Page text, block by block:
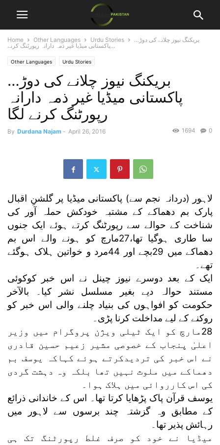
Home Other Languages Urdu Stories
بریکنگ نیوز چلانے کی دوڑ…
پاکستانی میڈیا غیر ذمہ دارانہ رپورٹنگ کرنے...
Other Languages Urdu Stories
بریکنگ نیوز چلانے کی دوڑ…
پاکستانی میڈیا غیر ذمہ دارانہ
رپورٹنگ کرنے لگا
By Durdana Najam - April 26, 2016 0
1694
لاہور (دردانہ نجم سے) پاکستانی میڈیا پر گلشنِ اقبال
پارک بم دھماکے کے مشتبہ خودکش حملہ آور کی
شناخت کے حوالے سے رپورٹنگ کرتے ہوئے ایک جنوں
سا طاری ہوگیا تھا،27مارچ کو ہونے والے اس بم
دھماکے میں 29بچے اور 44مرد و خواتین ہلاک ہوگئے
تھے۔
ایک کے بعد دوسرے نیوز چینل نے اس خبر کوکوئی
مستند حوالہ دیے بغیر مسلسل نشر کیا۔ بالآخر
حکومت کو افواہوں کی بنیاد چلنے والی اس خبر کو
روکنے کے لیے مداخلت کرنا پڑی۔
28مارچ کو ایک ٹیلی ویژن پروگرام میں وزیر
اعلیٰ پنجاب کے خصوصی مشیر زعیم حسین قادری
نے اس خبر کی تردیدکرتے ہوئے کہاکہ یوسف بم
دھماکے میں ملوث نہیں تھا بلکہ وہ دہشت گردی
کی اس کارروائی میں ہلاک ہوا۔
یوسف قرآن پاک پڑھایا کرتا تھا۔ اس کے خاندانی ذرائع
کے مطابق وہ گزشتہ چند برسوں سے لاہور میں
رہائش پذیر تھا۔
میڈیا نے خود کو صرف غلط رپورٹنگ تک ہی